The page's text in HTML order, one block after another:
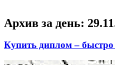
Архив за день:
Купить диплом – быстро